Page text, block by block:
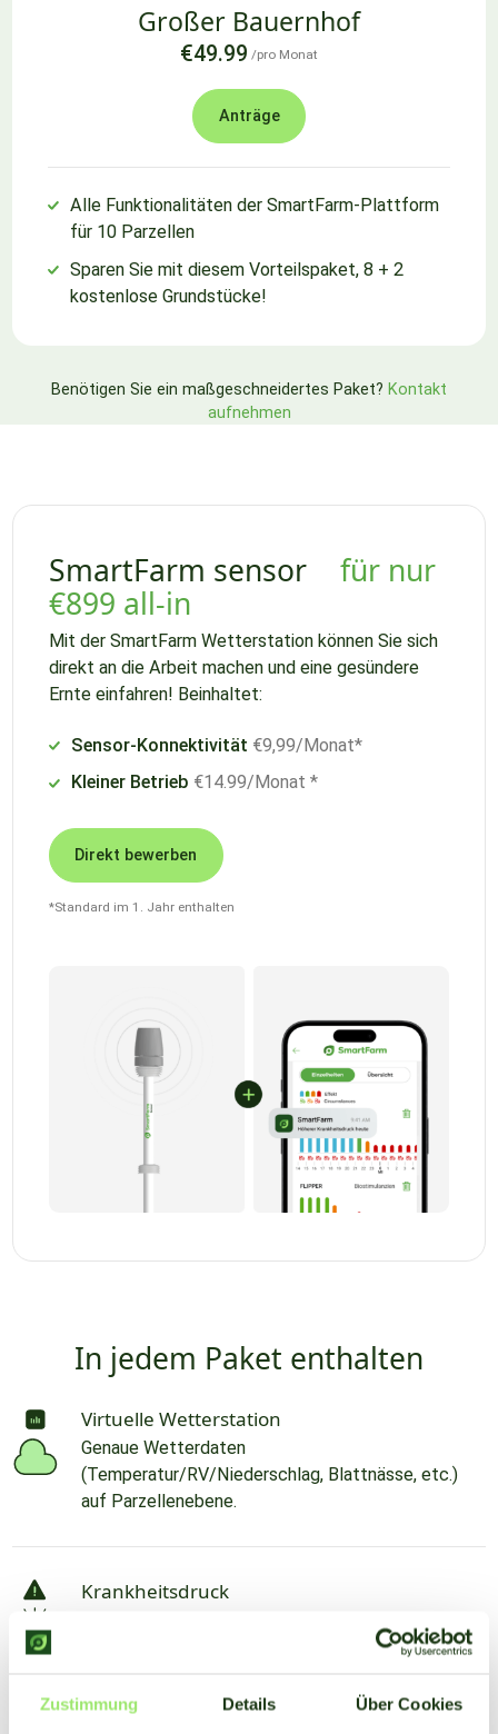
Zustimmung Details Über Cookies
Großer Bauernhof
€49.99 /pro Monat
Anträge
Alle Funktionalitäten der SmartFarm-Plattform
für 10 Parzellen
Sparen Sie mit diesem Vorteilspaket, 8 + 2
kostenlose Grundstücke!
Benötigen Sie ein maßgeschneidertes Paket? Kontakt
aufnehmen
SmartFarm sensor
für nur
€899 all-in
Mit der SmartFarm Wetterstation können Sie sich
direkt an die Arbeit machen und eine gesündere
Ernte einfahren! Beinhaltet:
Sensor-Konnektivität €9,99/Monat*
Kleiner Betrieb €14.99/Monat *
Direkt bewerben
*Standard im 1. Jahr enthalten
In jedem Paket enthalten
Virtuelle Wetterstation
Genaue Wetterdaten
(Temperatur/RV/Niederschlag, Blattnässe, etc.)
auf Parzellenebene.
Krankheitsdruck
Kulturpflanzen und 165 verschiedene Krankheiten